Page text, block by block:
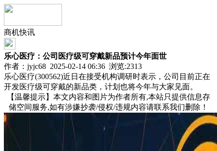
商机快讯
乐心医疗：公司医疗级可穿戴新品预计今年面世
作者：jyjc68 2025-02-14 06:36 浏览:2313
乐心医疗(300562)近日在接受机构调研时表示，公司目前正在
开发医疗级可穿戴的新品类，计划也将今年与大家见面。
【温馨提示】本文内容和图片为作者所有,本站只提供信息存
储空间服务,如有涉嫌抄袭/侵权/违规内容请联系我们删除！